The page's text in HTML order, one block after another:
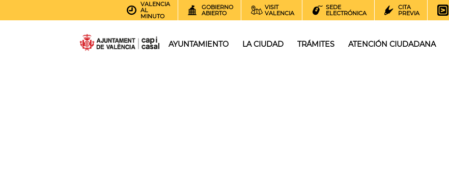
VALENCIA
AL
MINUTO
GOBIERNO
ABIERTO
VISIT
VALENCIA
SEDE
ELECTRÓNICA
CITA
PREVIA
AYUNTAMIENTO LA CIUDAD TRÁMITES ATENCIÓN CIUDADANA